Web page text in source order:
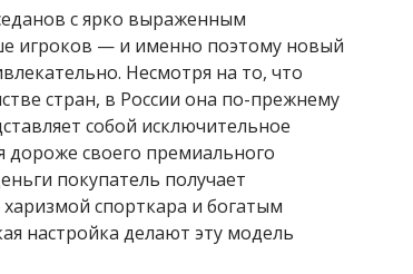
с ярко выраженным
игроков — и именно поэтому новый
Несмотря на то, что
стран, в России она по-прежнему
собой исключительное
дороже своего премиального
покупатель получает
спорткара и богатым
настройка делают эту модель